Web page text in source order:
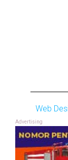
Web
Advertising